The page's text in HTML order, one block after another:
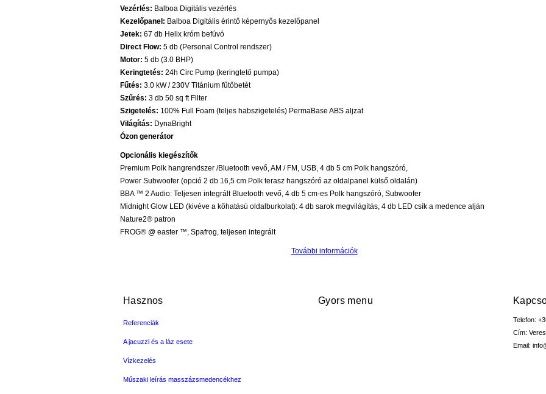
Vezérlés: Balboa Digitális vezérlés
Kezelőpanel: Balboa Digitális érintő képernyős kezelőpanel
Jetek: 67 db Helix króm befúvó
Direct Flow: 5 db (Personal Control rendszer)
Motor: 5 db (3.0 BHP)
Keringtetés: 24h Circ Pump (keringtető pumpa)
Fűtés: 3.0 kW / 230V Titánium fűtőbetét
Szűrés: 3 db 50 sq ft Filter
Szigetelés: 100% Full Foam (teljes habszigetelés) PermaBase ABS aljzat
Világítás: DynaBright
Ózon generátor
Opcionális kiegészítők
Premium Polk hangrendszer /Bluetooth vevő, AM / FM, USB, 4 db 5 cm Polk hangszóró,
Power Subwoofer (opció 2 db 16,5 cm Polk terasz hangszóró az oldalpanel külső oldalán)
BBA ™ 2 Audio: Teljesen integrált Bluetooth vevő, 4 db 5 cm-es Polk hangszóró, Subwoofer
Midnight Glow LED (kivéve a kőhatású oldalburkolat): 4 db sarok megvilágítás, 4 db LED csík a medence alján
Nature2® patron
FROG® @ easter ™, Spafrog, teljesen integrált
További információk
Hasznos
Referenciák
A jacuzzi és a láz esete
Vízkezelés
Műszaki leírás masszázsmedencékhez
Gyors menu
Telefon:
Cím:
Email: